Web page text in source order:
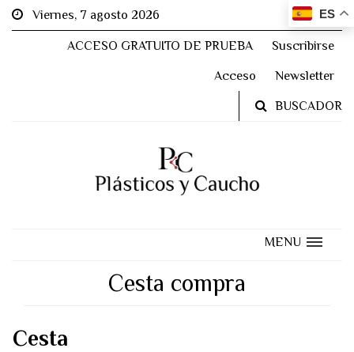
ES
Viernes, 7 agosto 2026
ACCESO GRATUITO DE PRUEBA Suscribirse
Acceso Newsletter
BUSCADOR
MENU
Cesta compra
Cesta